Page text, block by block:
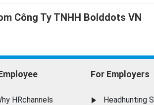
Công Ty TNHH Bolddots VN
HRchannels
For Employers
Headhunting